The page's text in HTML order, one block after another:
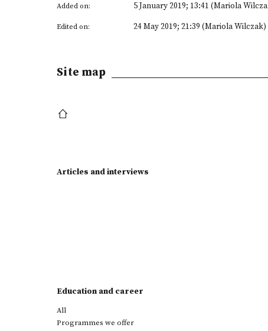
Added on: 5 January 2019; 13:41 (Mariola
Edited on: 24 May 2019; 21:39 (Mariola Wilczak)
Site map
Articles and interviews
Education and career
All
Programmes we offer